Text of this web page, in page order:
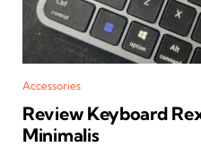
Accessories
Review Keyboard
Minimalis